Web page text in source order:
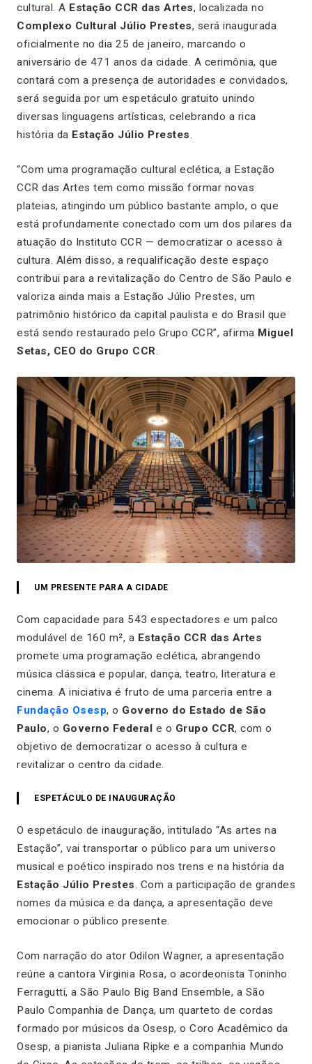
cultural. A Estação CCR das Artes, localizada no
Complexo Cultural Júlio Prestes, será inaugurada
oficialmente no dia 25 de janeiro, marcando o
aniversário de 471 anos da cidade. A cerimônia, que
contará com a presença de autoridades e convidados,
será seguida por um espetáculo gratuito unindo
diversas linguagens artísticas, celebrando a rica
história da Estação Júlio Prestes.
“Com uma programação cultural eclética, a Estação
CCR das Artes tem como missão formar novas
plateias, atingindo um público bastante amplo, o que
está profundamente conectado com um dos pilares da
atuação do Instituto CCR — democratizar o acesso à
cultura. Além disso, a requalificação deste espaço
contribui para a revitalização do Centro de São Paulo e
valoriza ainda mais a Estação Júlio Prestes, um
patrimônio histórico da capital paulista e do Brasil que
está sendo restaurado pelo Grupo CCR”, afirma Miguel
Setas, CEO do Grupo CCR.
UM PRESENTE PARA A CIDADE
Com capacidade para 543 espectadores e um palco
modulável de 160 m², a Estação CCR das Artes
promete uma programação eclética, abrangendo
música clássica e popular, dança, teatro, literatura e
cinema. A iniciativa é fruto de uma parceria entre a
Fundação Osesp, o Governo do Estado de São
Paulo, o Governo Federal e o Grupo CCR, com o
objetivo de democratizar o acesso à cultura e
revitalizar o centro da cidade.
ESPETÁCULO DE INAUGURAÇÃO
O espetáculo de inauguração, intitulado “As artes na
Estação”, vai transportar o público para um universo
musical e poético inspirado nos trens e na história da
Estação Júlio Prestes. Com a participação de grandes
nomes da música e da dança, a apresentação deve
emocionar o público presente.
Com narração do ator Odilon Wagner, a apresentação
reúne a cantora Virginia Rosa, o acordeonista Toninho
Ferragutti, a São Paulo Big Band Ensemble, a São
Paulo Companhia de Dança, um quarteto de cordas
formado por músicos da Osesp, o Coro Acadêmico da
Osesp, a pianista Juliana Ripke e a companhia Mundo